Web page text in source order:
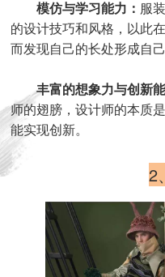
模仿与学习能力： 服
的设计技巧和风格，以此
而发现自己的长处形成自己
丰富的想象力与创新
师的翅膀，设计师的本质
能实现创新。
2